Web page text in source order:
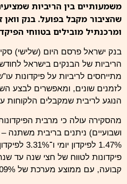
משמעותיים בין הריביות
שהציבור מקבל בפועל. בנק וואן
ומרכנתיל מובילים בטווחי
בנק ישראל פרסם היום (שלישי)
הריביות של הבנקים בישראל
מתייחסים לריביות על פיקדונות
לזמנים שונים, ומאפשרים לבצע
הנוגע לריבית שמקבלים הלקוחות
מהסקירה עולה כי מרבית
ושבועיים) ניתנים בריבית
1.47%
פיקדונות לטווח של חצי שנה עד
קבועה, עם ממוצע מערכת של 4.09%.